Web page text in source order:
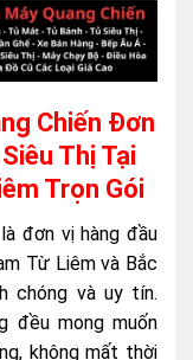
Chiến Đơn
Thị Tại
Trọn Gói
đơn vị hàng đầu
Từ Liêm và Bắc
chóng và uy tín.
đều mong muốn
không mất thời